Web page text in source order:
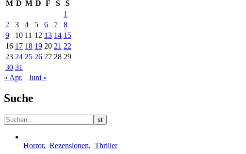
M D M D F S
S
1
2
3 4 5 6 7
8
9
10 11 12 13 14 15
16 17 18 19 20 21 22
23 24 25 26 27 28 29
30 31
« Apr.
Juni »
Suche
Horror, Rezensionen, Thriller